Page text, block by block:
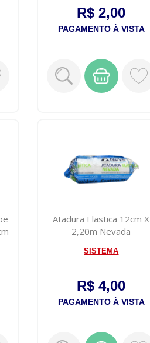
R$ 2,00
PAGAMENTO À VISTA
Atadura Elastica 12cm X
2,20m Nevada
SISTEMA
R$ 4,00
PAGAMENTO À VISTA